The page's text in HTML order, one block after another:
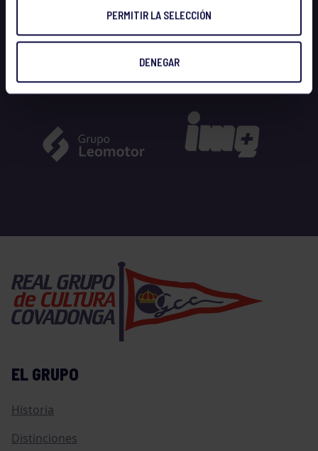
PERMITIR LA SELECCIÓN
DENEGAR
EL GRUPO
Historia
Distinciones